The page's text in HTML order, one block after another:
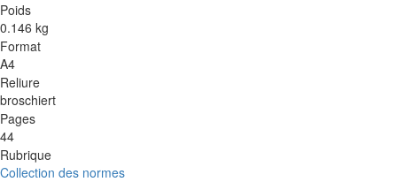
Poids
0.146 kg
Format
A4
Reliure
broschiert
Pages
44
Rubrique
Collection des normes